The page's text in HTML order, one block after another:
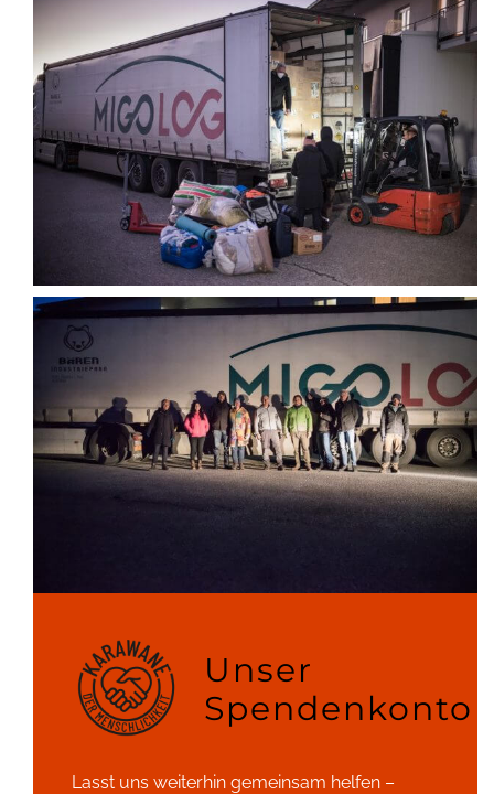
Unser
Spendenkonto
Lasst uns weiterhin gemeinsam helfen –